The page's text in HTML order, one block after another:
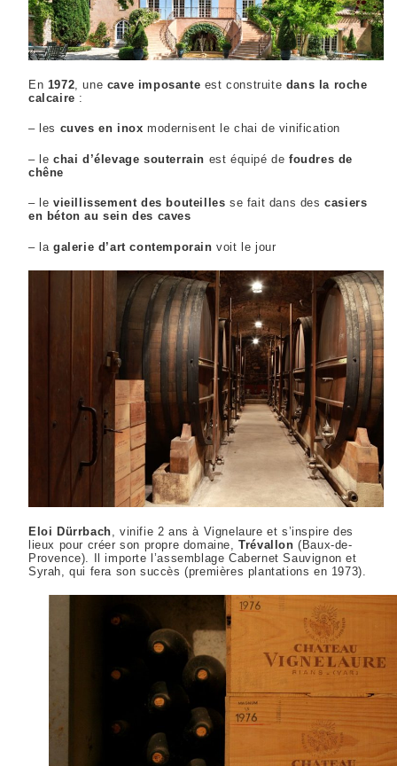
En 1972 , une cave imposante est construite dans la roche
calcaire :
– les cuves en inox modernisent le chai de vinification
– le chai d’élevage souterrain est équipé de foudres de
chêne
– le vieillissement des bouteilles se fait dans descasiers
en béton au sein des caves
– la galerie d’art contemporain voit le jour
Eloi Dürrbach , vinifie 2 ans à Vignelaure et s’inspire des
lieux pour créer son propre domaine,Trévallon(Baux-de-
Provence). Il importe l’assemblage Cabernet Sauvignon et
Syrah, qui fera son succès (premières plantations en 1973).